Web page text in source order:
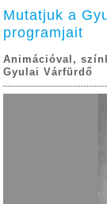
Mutatjuk a
programjait
Animációval,
Gyulai Várfürdő